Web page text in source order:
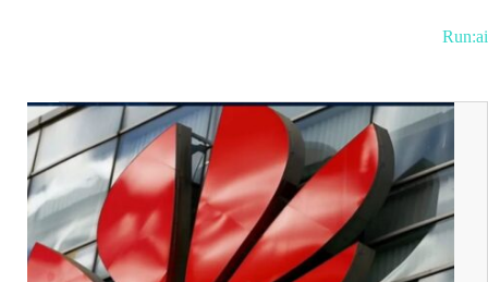
Run:ai